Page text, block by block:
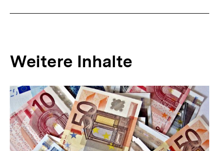
I
n
h
a
l
t
:
Weitere Inhalte
Inhaltskarousell
für
weitere
Inhalte
Inhaltskarussell
überspringen